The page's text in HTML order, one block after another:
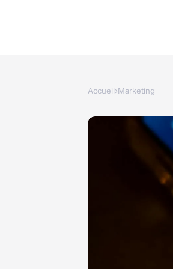
Accueil›Marketing